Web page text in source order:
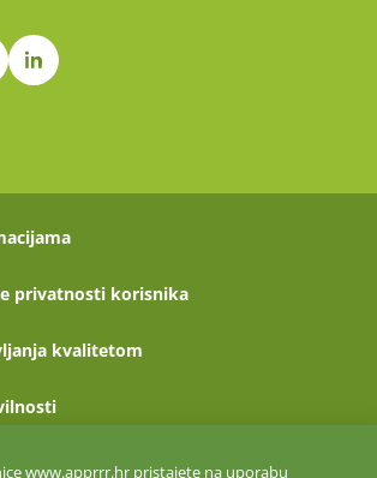
privatnosti korisnika
kvalitetom
www.apprrr.hr pristajete na uporabu